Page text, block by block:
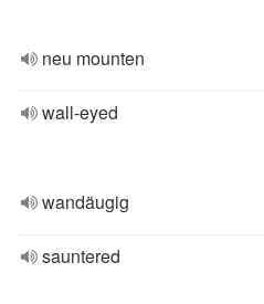
neu mounten
wall-eyed
wandäugig
sauntered